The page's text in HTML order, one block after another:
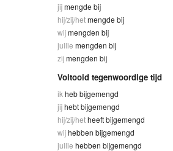
jijmengde bij
hij/zij/hetmengde bij
wijmengden bij
jullie mengden bij
zijmengden bij
Voltooid tegenwoordige tijd
ik heb bijgemengd
jijhebt bijgemengd
hij/zij/hetheeft bijgemengd
wijhebben bijgemengd
jullie hebben bijgemengd